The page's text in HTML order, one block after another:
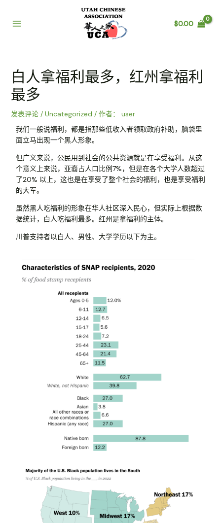
$0.00
白人拿福利最多，红州拿福利
最多
发表评论 / Uncategorized / 作者：
user
我们一般说福利，都是指那些低收入者领取政府补助，脑袋里
面立马出现一个黑人形象。
但广义来说，公民用到社会的公共资源就是在享受福利。从这
个意义上来说，亚裔占人口比例7%，但是在各个大学人数超过
了20% 以上，这也是在享受了整个社会的福利，也是享受福利
的大军。
虽然黑人吃福利的形象在华人社区深入民心，但实际上根据数
据统计，白人吃福利最多。红州是拿福利的主体。
川普支持者以白人、男性、大学学历以下为主。